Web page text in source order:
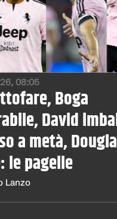
08:05
Boga
David
a metà,
le pagelle
Lanzo